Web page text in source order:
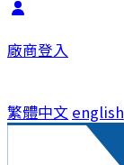
廠商登入
繁體中文 english